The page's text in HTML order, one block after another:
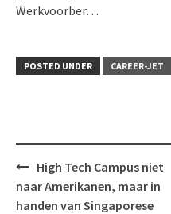
Werkvoorber…
POSTED UNDER CAREER-JET
Post
navigation
High Tech Campus niet
naar Amerikanen, maar in
handen van Singaporese